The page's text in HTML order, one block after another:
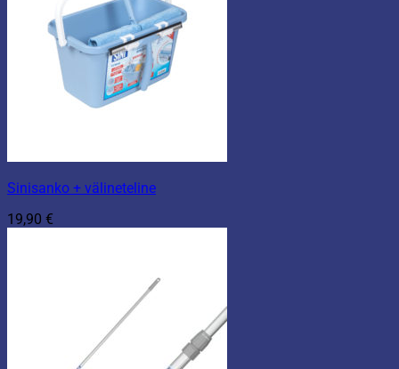
Sinisanko + välineteline
19,90 €